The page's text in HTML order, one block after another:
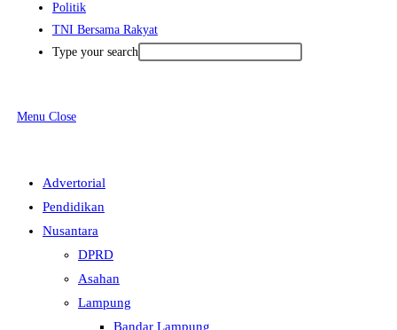
Politik
TNI Bersama Rakyat
Type your search
Menu Close
Advertorial
Pendidikan
Nusantara
DPRD
Asahan
Lampung
Bandar Lampung